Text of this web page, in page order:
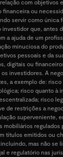
com objetivos
financeira ou
servir como única
que, antes
a ajuda de um
minuciosa do
pessoais e da
digitais ou
investidores. A
a exemplo de:
risco quanto à
risco
de restrições a
superveniente,
mobiliários regulados
títulos emitidos ou
mas não se
e regulatório nas